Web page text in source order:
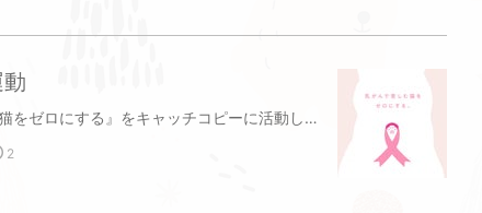
今日は『乳がんで苦しむ猫をゼロにする』をキャッチコピーに活動しているキャットリボン運動についてお伝えしたいと思います※画像はホームページからお借りしましたまず病気で亡くなるネコちゃんの死因1位は「がん」になります約3割の猫が「がん」によって亡くなっています。猫の「がん」つまり悪性腫瘍の中で1番多いのが『乳がん』です猫の乳腺は左右4つずつ、8つあります🐈猫にできる乳腺のできものは約8割が悪性と言われていますまた転移率が高く、小さなサイズの段階での早期発見が重要になります治療法としては手術でしこりを取り除き、病理検査の判断によって、追加で抗がん剤治療をするかどうか検討します手術方法もしこりだけを切除するものから乳腺を全て取り除くものまで様々ですまた乳がんの予防としては女性ホルモンと関係があるため、早めの避難手術をおすすめしています1歳以下の避妊手術で約9割、乳がんの発生率を低下させることができますキャットリボン運動のホームページでは月1回の乳がんチェックなでなでマッサージを推奨しています乳がんを2㎝以下で発見できるかどうかが予後に大きく関係してきます 当院でもしこりがこんなに大きくなるまで…様子をみて来院する飼い主さんも少なくありません少しでも乳がんで苦しむネコちゃんを減らせるよう当院も努めていきたいと思います
2